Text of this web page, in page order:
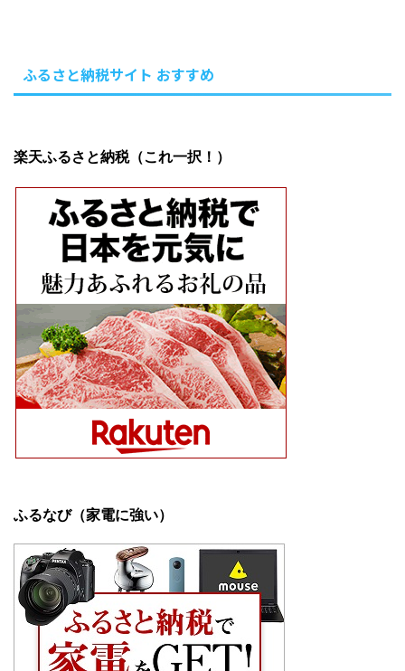
ふるさと納税サイト おすすめ
楽天ふるさと納税（これ一択！）
ふるなび（家電に強い）